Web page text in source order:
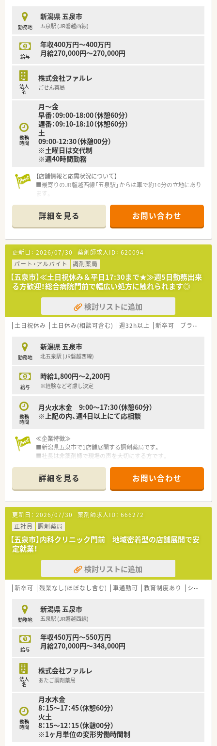
ことがあればすぐに質問できます。
＜社長の人柄もバツグンです＞
プで現場に入ってくださいます。
■非常に優しく話しやすい印象です。現場とコミュニケーショ
えています。
勤務地
新潟県 五泉市
五泉駅 (JR磐越西線)
給与
年収400万円～400万円
月給270,000円～270,000円
法人
名
株式会社ファルレ
ごせん薬局
勤務
時間
月～金
早番：09:00-18:00（休憩60分）
遅番：09:10-18:10（休憩60分）
土
09:00-12:30（休憩00分）
※土曜日は交代制
※週40時間勤務
【店舗情報と応需状況について】
■最寄りのJR磐越西線「五泉駅」からは車で約10分の立地にあり
ます。
方箋を応需しています。
■1日の処方箋70枚から80枚に対し、薬剤師常時4名体制（常勤3
名・パート1名）と手厚い人員配置です。
【募集背景と求める人物像について】 ■今回は、今後の体制強化
を見据えた増員のための薬剤師募集となります。
■特に20代から30代の若手の方で、柔軟性を持って業務に取り
組める方を歓迎しています。
■新卒の方も応募可能で、総合病院門前でしっかり学びたいとい
う意欲のある方に最適です。
【法人特徴について】
■新潟市と五泉市にエリアを絞り、地域密着型で5店舗の調剤薬
局を運営しています。
厚生が手厚いです。
■転居を伴う異動は一切なく、地元で腰を据えて長く働きたい方
に適した企業です。
【求人情報について】
■ご経験や能力に応じて、年収400万円からご相談に応じて決定
■昇給は年1回あり、賞与は年2回（7月、12月）支給される安定し
た給与体系です。
■社員持株会や各種財形制度、確定拠出年金など、大手グループ
詳細を見る お問い合わせ
更新日： 2026/07/30 薬剤師求人ID： 620094
パート・アルバイト
調剤薬局
【五泉市】≪土日祝休み＆平日17:30まで★≫週5日勤務出来
る方歓迎！総合病院門前で幅広い処方に触れられます◎
検討リストに追加
土日祝休み 土日休み(相談可含む) 週32h以上 新卒可 ブランク可
勤務地
新潟県 五泉市
北五泉駅 (JR磐越西線)
給与
時給1,800円～2,200円
※経験など考慮し決定
勤務
時間
月火水木金 9:00～17:30（休憩60分）
※上記の内、週4日以上にて応相談
≪企業特徴≫
■新潟県五泉市で1店舗展開する調剤薬局です。
■社長は非薬剤師で現場の声を大切にする方です。
≪業務内容≫
■門前病院から応需する内科、消化器科、呼吸器科、循環器科、耳
鼻科、小児科、整形外科、眼科などの処方箋がメインとなります。
■1日の処方箋枚数は40枚～70枚程度です。
■外来患者の対応に加えて在宅業務も行っております。
≪環境について≫
■薬剤師は常時2名～3名体制で運営しています。
■土日祝はお休みなのでメリハリをつけて働きたい方におすす
めです。
■店舗周辺にはスーパー、飲食店、ドラッグストア、市役所など
生活に必要な施設が揃っており利便性の高い立地です。
詳細を見る お問い合わせ
更新日： 2026/07/30 薬剤師求人ID： 666272
正社員
調剤薬局
【五泉市】内科クリニック門前 地域密着型の店舗展開で安
定就業！
検討リストに追加
新卒可 残業なし(ほぼなし含む) 車通勤可 教育制度あり シフト制
勤務地
新潟県 五泉市
五泉駅 (JR磐越西線)
給与
年収450万円～550万円
月給270,000円～348,000円
法人
名
株式会社ファルレ
あたご調剤薬局
勤務
時間
月水木金
8：15～17：45（休憩60分）
火土
8：15～12：15（休憩00分）
※1ヶ月単位の変形労働時間制